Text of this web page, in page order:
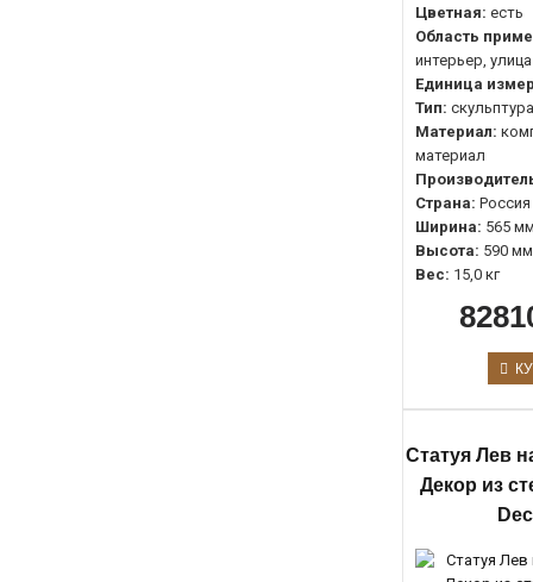
Цветная: есть
Область
интерьер, улица
Единица
Тип: скульптура
Материал:
материал
Страна: Россия
Ширина: 565
Высота: 590 мм
Вес: 15,0 кг
Статуя Лев
Декор из